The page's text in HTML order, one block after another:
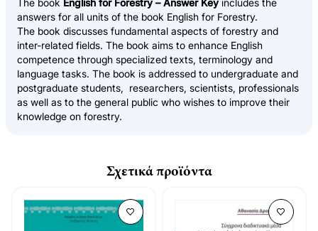
The book English for Forestry – Answer Key includes the
answers for all units of the book English for Forestry.
The book discusses fundamental aspects of forestry and
inter-related fields. The book aims to enhance English
competence through specialized texts, terminology and
language tasks. The book is addressed to undergraduate and
postgraduate students, researchers, scientists, professionals
as well as to the general public who wishes to improve their
knowledge on forestry.
Σχετικά προϊόντα